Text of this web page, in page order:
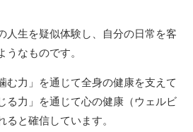
⼈⽣を疑似体験し、⾃分の⽇常を客
なものです。
む⼒」を通じて全⾝の健康を⽀えて
る⼒」を通じて⼼の健康（ウェルビ
と確信しています。